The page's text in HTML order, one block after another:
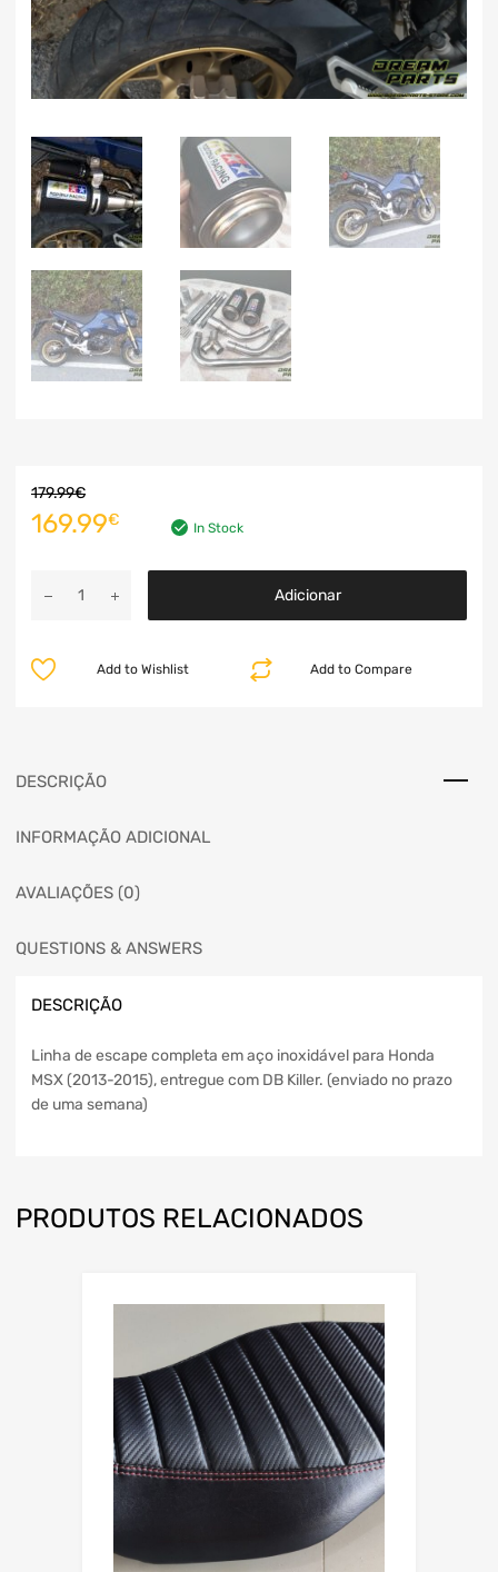
179.99€
169.99€ In Stock
Adicionar
Add to Compare
Add to Wishlist
DESCRIÇÃO
INFORMAÇÃO ADICIONAL
AVALIAÇÕES (0)
QUESTIONS & ANSWERS
DESCRIÇÃO
Linha de escape completa em aço inoxidável para Honda
MSX (2013-2015), entregue com DB Killer. (enviado no prazo
de uma semana)
PRODUTOS RELACIONADOS